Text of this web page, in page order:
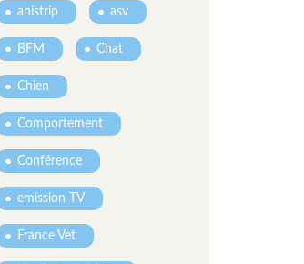
anistrip asv
BFM Chat
Chien
Comportement
Conférence
emission TV
France Vet